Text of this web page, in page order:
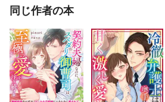
版
同じ作者の本